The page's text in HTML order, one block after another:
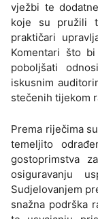
vježbi te
koje su pružili
praktičari
Komentari što
poboljšati
iskusnim
stečenih tijekom
Prema riječima
temeljito
gostoprimstva
osiguravanju
Sudjelovanjem
snažna podrška